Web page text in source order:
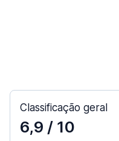
Classificação geral
6,9 / 10